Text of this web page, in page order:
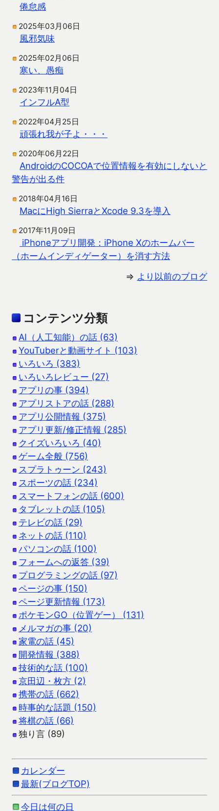
倦怠感
2025年03月06日
風邪気味
2025年02月06日
寒い、愚痴
2023年11月04日
インフルA型
2022年04月25日
頑張れ我が子よ・・・
2020年06月22日
AndroidのCOCOAで位置情報を有効にしないと
警告が出る件
2018年04月16日
MacにHigh SierraとXcode 9.3を導入
2017年11月09日
iPhoneアプリ開発：iPhone Xのホームバー
（ホームインディゲーター）を消す方法
⇒ より以前のブログ
コンテンツ分類
AI（人工知能）の話 (63)
YouTuberと動画サイト (103)
いろいろ (383)
いろいろレビュー (27)
アプリの事 (394)
アプリストアの話 (288)
アプリ公開情報 (375)
アプリ更新/修正情報 (285)
クイズいろいろ (40)
ゲーム全般 (756)
スプラトゥーン (243)
スポーツの話 (234)
スマートフォンの話 (600)
タブレットの話 (105)
テレビの話 (29)
ネットの話 (110)
パソコンの話 (100)
フォームへの返答 (39)
プログラミングの話 (97)
ページの事 (150)
ページ更新情報 (173)
ポケモンGO（位置ゲー） (131)
メルマガの事 (20)
家電の話 (45)
開発情報 (388)
技術的な話 (100)
京田辺・枚方 (2)
携帯の話 (662)
時事的な話題 (150)
将棋の話 (66)
独り言 (89)
カレンダー
最新(ブログTOP)
今日は何の日